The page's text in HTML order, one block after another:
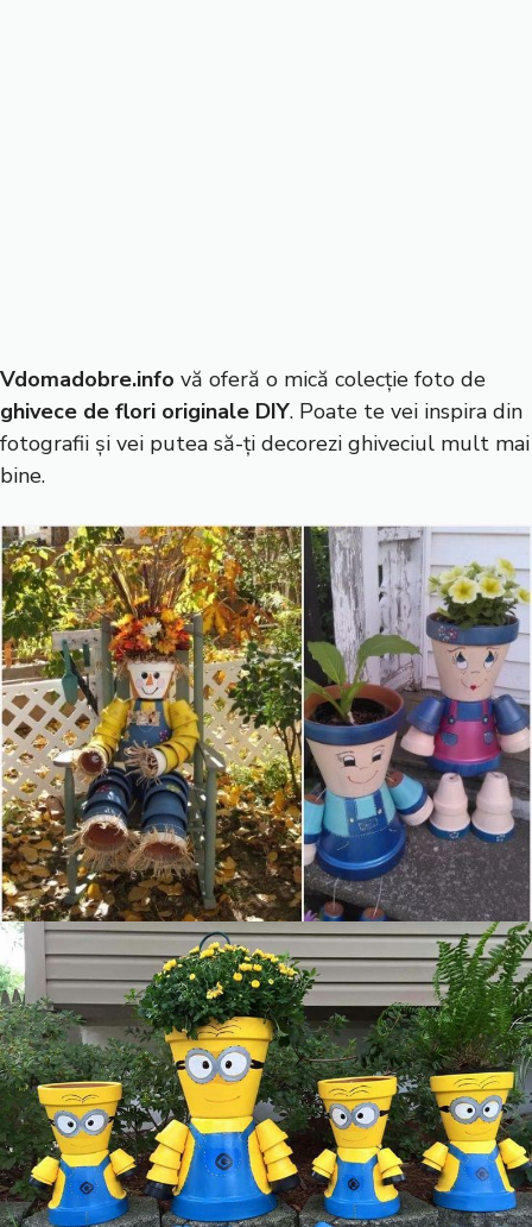
Vdomadobre.info vă oferă o mică colecție foto de
ghivece de flori originale DIY. Poate te vei inspira din
fotografii și vei putea să-ți decorezi ghiveciul mult mai
bine.